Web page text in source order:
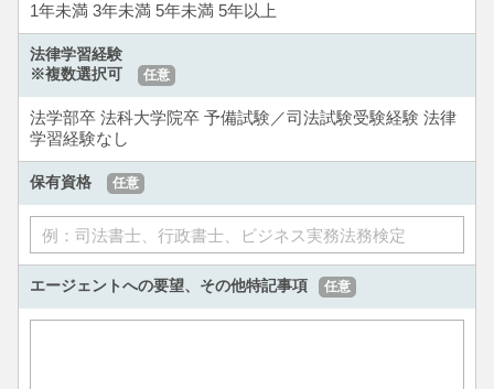
1年未満 3年未満 5年未満 5年以上
法律学習経験
※複数選択可
任意
法学部卒 法科大学院卒 予備試験／司法試験受験経験 法律
学習経験なし
保有資格 任意
エージェントへの要望、 その他特記事項 任意